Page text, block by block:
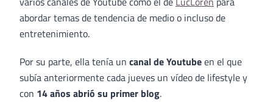
abordar temas de tendencia de medio o incluso de
entretenimiento.
Por su parte, ella tenía un canal de Youtubeen el que
subía anteriormente cada jueves un vídeo de lifestyle y
con 14 años abrió su primer blog.